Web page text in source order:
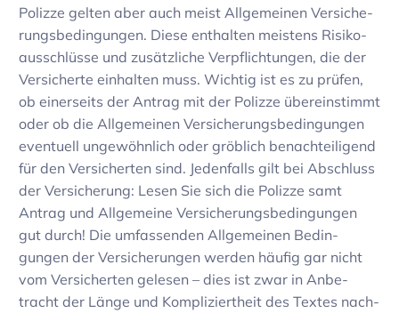
Polizze gelten aber auch meist Allge­meinen Versi­che­
rungs­be­din­gungen. Diese enthalten meis­tens Risi­ko­
aus­schlüsse und zusätz­liche Verpflich­tungen, die der
Versi­cherte einhalten muss. Wichtig ist es zu prüfen,
ob einer­seits der Antrag mit der Polizze über­ein­stimmt
oder ob die Allge­meinen Versi­che­rungs­be­din­gungen
even­tuell unge­wöhn­lich oder gröb­lich benach­tei­li­gend
für den Versi­cherten sind. Jeden­falls gilt bei Abschluss
der Versi­che­rung: Lesen Sie sich die Polizze samt
Antrag und Allge­meine Versi­che­rungs­be­din­gungen
gut durch! Die umfas­senden Allge­meinen Bedin­
gungen der Versi­che­rungen werden häufig gar nicht
vom Versi­cherten gelesen – dies ist zwar in Anbe­
tracht der Länge und Kompli­ziert­heit des Textes nach­